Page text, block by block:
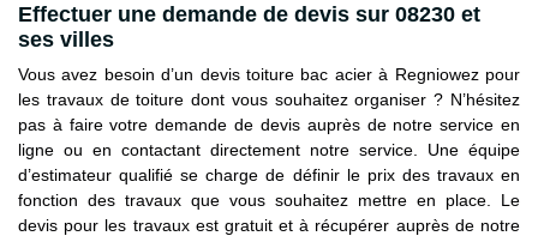
Effectuer une demande de devis sur 08230 et
ses villes
Vous avez besoin d’un devis toiture bac acier à Regniowez pour
les travaux de toiture dont vous souhaitez organiser ? N’hésitez
pas à faire votre demande de devis auprès de notre service en
ligne ou en contactant directement notre service. Une équipe
d’estimateur qualifié se charge de définir le prix des travaux en
fonction des travaux que vous souhaitez mettre en place. Le
devis pour les travaux est gratuit et à récupérer auprès de notre